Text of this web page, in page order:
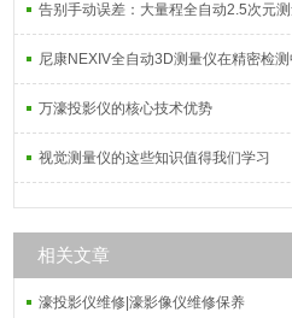
告别手动误差：大量程全自动2.5次元
尼康NEXIV全自动3D测量仪在精密检测
万濠投影仪的核心技术优势
视觉测量仪的这些知识值得我们学习
相关文章
濠投影仪维修|濠影像仪维修保养